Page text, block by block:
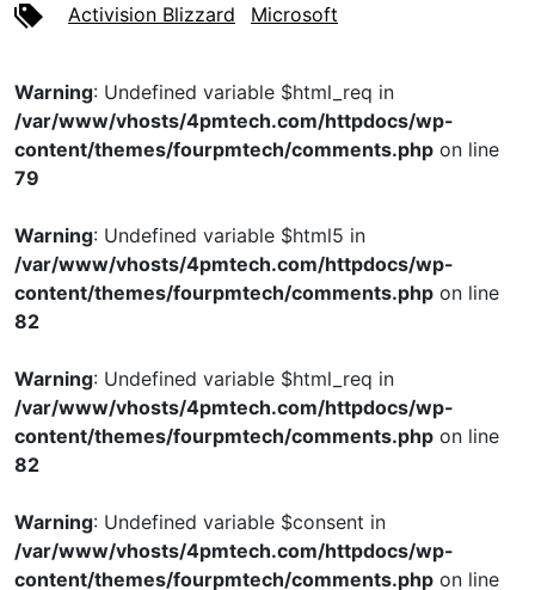
Activision Blizzard Microsoft
Warning: Undefined variable $html_req in
/var/www/vhosts/4pmtech.com/httpdocs/wp-
content/themes/fourpmtech/comments.php on line
79
Warning: Undefined variable $html5 in
/var/www/vhosts/4pmtech.com/httpdocs/wp-
content/themes/fourpmtech/comments.php on line
82
Warning: Undefined variable $html_req in
/var/www/vhosts/4pmtech.com/httpdocs/wp-
content/themes/fourpmtech/comments.php on line
82
Warning: Undefined variable $consent in
/var/www/vhosts/4pmtech.com/httpdocs/wp-
content/themes/fourpmtech/comments.php on line